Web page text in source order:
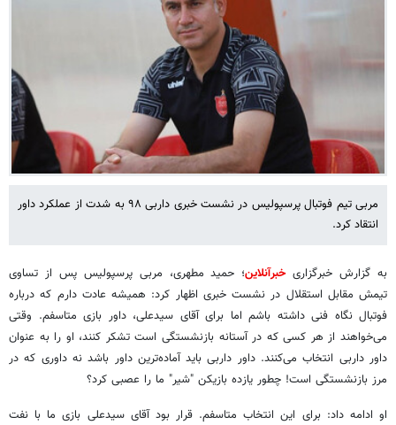
مربی تیم فوتبال پرسپولیس در نشست خبری داربی ۹۸ به شدت از عملکرد داور
انتقاد کرد.
به گزارش خبرگزاریخبرآنلاین؛ حمید مطهری، مربی پرسپولیس پس از تساوی
تیمش مقابل استقلال در نشست خبری اظهار کرد: همیشه عادت دارم که درباره
فوتبال نگاه فنی داشته باشم اما برای آقای سیدعلی، داور بازی متاسفم. وقتی
می‌خواهند از هر کسی که در آستانه بازنشستگی است تشکر کنند، او را به عنوان
داور داربی انتخاب می‌کنند. داور داربی باید آماده‌ترین داور باشد نه داوری که در
مرز بازنشستگی است! چطور یازده بازیکن "شیر" ما را عصبی کرد؟
او ادامه داد: برای این انتخاب متاسفم. قرار بود آقای سیدعلی بازی ما با نفت